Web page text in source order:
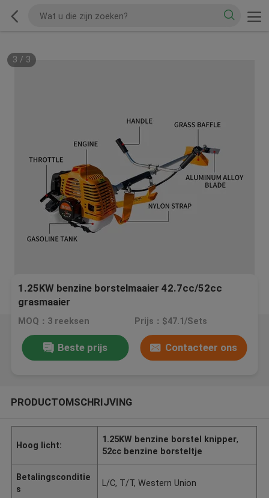
3 / 3
1.25KW benzine borstelmaaier 42.7cc/52cc
grasmaaier
MOQ：3 reeksen Prijs：$47.1/Sets
Beste prijs Contacteer ons
PRODUCTOMSCHRIJVING
Hoog licht:
1.25KW benzine borstel knipper,
52cc benzine borsteltje
Betalingsconditie
s
L/C, T/T, Western Union